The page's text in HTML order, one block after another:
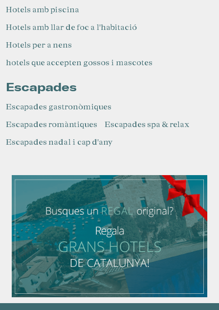
Hotels amb piscina
Hotels amb llar de foc a l'habitació
Hotels per a nens
hotels que accepten gossos i mascotes
Escapades
Escapades gastronòmiques
Escapades romàntiques
Escapades spa & relax
Escapades nadal i cap d'any